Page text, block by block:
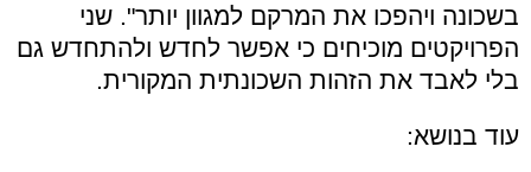
בשכונה ויהפכו את המרקם למגוון יותר". שני
הפרויקטים מוכיחים כי אפשר לחדש ולהתחדש גם
בלי לאבד את הזהות השכונתית המקורית.
עוד בנושא: